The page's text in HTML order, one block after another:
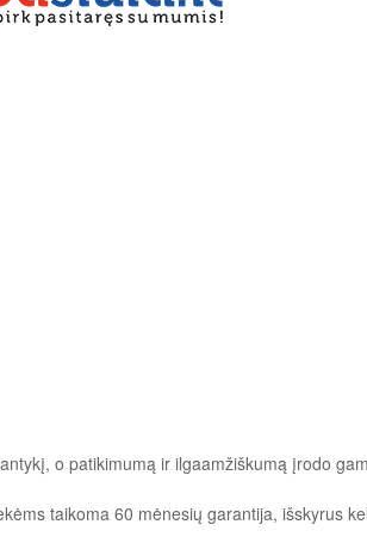
o patikimumą ir ilgaamžiškumą įrodo
taikoma 60 mėnesių garantija, išskyrus